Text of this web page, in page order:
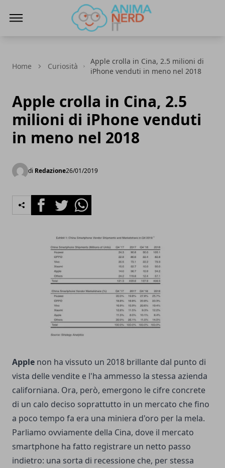
Home Curiosità
Apple crolla in Cina, 2.5 milioni di
iPhone venduti in meno nel 2018
Apple crolla in Cina, 2.5
milioni di iPhone venduti
in meno nel 2018
di Redazione26/01/2019
FacebookTwitterWhatsapp
Apple non ha vissuto un 2018 brillante dal punto di
vista delle vendite e l'ha ammesso la stessa azienda
californiana. Ora, però, emergono le cifre concrete
di un calo deciso soprattutto in un mercato che fino
a poco tempo fa era una miniera d'oro per la mela.
Parliamo ovviamente della Cina, dove il mercato
smartphone ha fatto registrare un netto passo
indietro: una sorta di recessione che, per stessa